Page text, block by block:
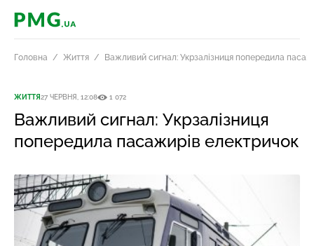
PMG.ua
Головна Життя Важливий сигнал: Укрзалізниця попередила
ЖИТТЯ27 ЧЕРВНЯ, 12:08 1 072
Важливий сигнал: Укрзалізниця
попередила пасажирів електричок